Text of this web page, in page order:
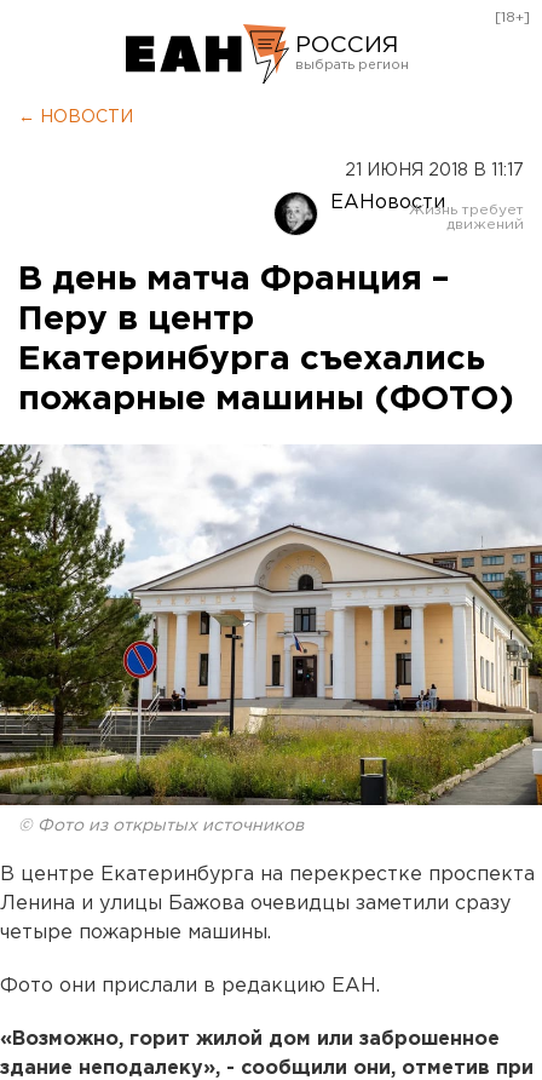
РОССИЯ
Оренбург
[18+]
← НОВОСТИ
21 ИЮНЯ 2018 В 11:17
ЕАНовости
В день матча Франция –
Перу в центр
Екатеринбурга съехались
пожарные машины (ФОТО)
© Фото из открытых источников
В центре Екатеринбурга на перекрестке проспекта
Ленина и улицы Бажова очевидцы заметили сразу
четыре пожарные машины.
Фото они прислали в редакцию ЕАН.
«Возможно, горит жилой дом или заброшенное
здание неподалеку», - сообщили они, отметив при